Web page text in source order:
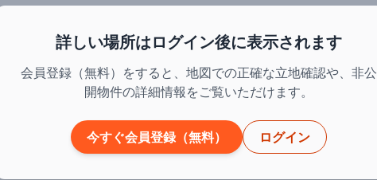
詳しい場所はログイン後に表示されます
会員登録（無料）をすると、地図での正確な立地確認や、非公
開物件の詳細情報をご覧いただけます。
今すぐ会員登録（無料） ログイン